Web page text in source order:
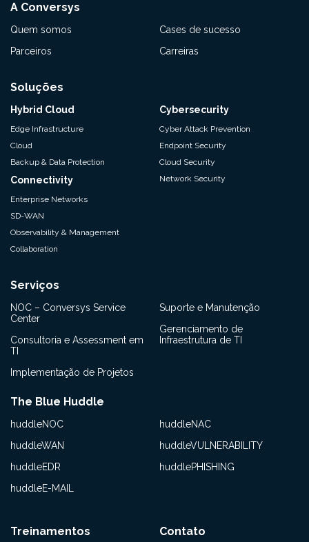
A Conversys
Quem somos
Parceiros
Cases de sucesso
Carreiras
Soluções
Hybrid Cloud
Edge Infrastructure
Cloud
Backup & Data Protection
Connectivity
Enterprise Networks
SD-WAN
Observability & Management
Collaboration
Cybersecurity
Cyber Attack Prevention
Endpoint Security
Cloud Security
Network Security
Serviços
NOC – Conversys Service
Center
Consultoria e Assessment em
TI
Implementação de Projetos
Suporte e Manutenção
Gerenciamento de
Infraestrutura de TI
The Blue Huddle
huddleNOC
huddleWAN
huddleEDR
huddleE-MAIL
huddleNAC
huddleVULNERABILITY
huddlePHISHING
Treinamentos Contato